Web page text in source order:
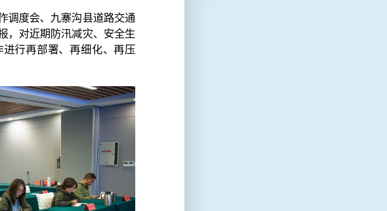
度会、九寨沟县道路交通
，对近期防汛减灾、安全生
行再部署、再细化、再压